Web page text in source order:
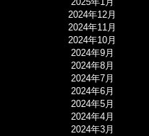
2024年12月
2024年11月
2024年10月
2024年9月
2024年8月
2024年7月
2024年6月
2024年5月
2024年4月
2024年3月